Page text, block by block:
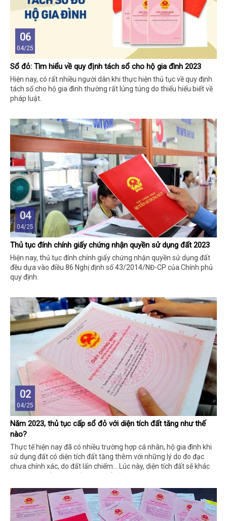
06
04/25
Sổ đỏ: Tìm hiểu về quy định tách sổ cho hộ gia đình 2023
Hiện nay, có rất nhiều người dân khi thực hiện thủ tục về quy định
tách sổ cho hộ gia đình thường rất lúng túng do thiếu hiểu biết về
pháp luật.
04
04/25
Thủ tục đính chính giấy chứng nhận quyền sử dụng đất 2023
Hiện nay, thủ tục đính chính giấy chứng nhận quyền sử dụng đất
đều dựa vào điều 86 Nghị định số 43/2014/NĐ-CP của Chính phủ
quy định.
02
04/25
Năm 2023, thủ tục cấp sổ đỏ với diện tích đất tăng như thế
nào?
Thực tế hiện nay đã có nhiều trường hợp cá nhân, hộ gia đình khi
sử dụng đất có diện tích đất tăng thêm với những lý do đo đạc
chưa chính xác, do đất lấn chiếm… Lúc này, diện tích đất sẽ khác